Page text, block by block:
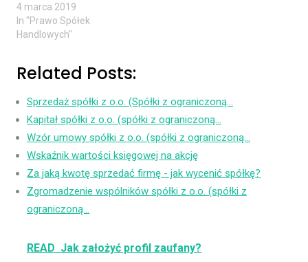
4 marca 2019
In "Prawo Spółek
Handlowych"
Related Posts:
Sprzedaż spółki z o.o. (Spółki z ograniczoną…
Kapitał spółki z o.o. (spółki z ograniczoną…
Wzór umowy spółki z o.o. (spółki z ograniczoną…
Wskaźnik wartości księgowej na akcję
Za jaką kwotę sprzedać firmę - jak wycenić spółkę?
Zgromadzenie wspólników spółki z o.o. (spółki z
ograniczoną…
READ Jak założyć profil zaufany?